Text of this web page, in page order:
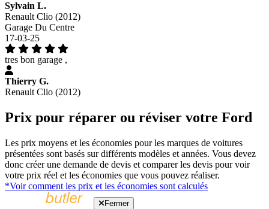
Sylvain L.
Renault Clio (2012)
Garage Du Centre
17-03-25
tres bon garage ,
Thierry G.
Renault Clio (2012)
Prix pour réparer ou réviser votre Ford
Les prix moyens et les économies pour les marques de voitures
présentées sont basés sur différents modèles et années. Vous devez
donc créer une demande de devis et comparer les devis pour voir
votre prix réel et les économies que vous pouvez réaliser.
*Voir comment les prix et les économies sont calculés
Fermer